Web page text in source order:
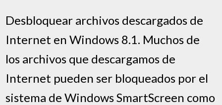
Desbloquear archivos descargados de
Internet en Windows 8.1. Muchos de
los archivos que descargamos de
Internet pueden ser bloqueados por el
sistema de Windows SmartScreen como